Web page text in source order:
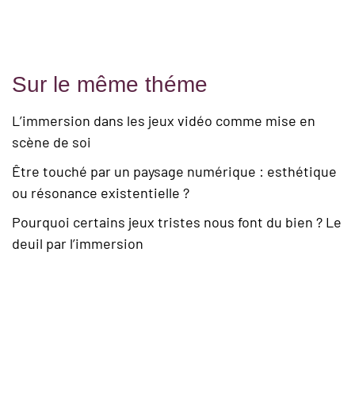
Sur le même théme
L’immersion dans les jeux vidéo comme mise en
scène de soi
Être touché par un paysage numérique : esthétique
ou résonance existentielle ?
Pourquoi certains jeux tristes nous font du bien ? Le
deuil par l’immersion